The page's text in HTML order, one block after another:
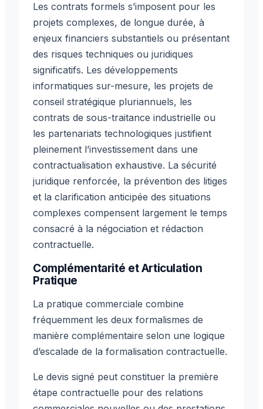
Les contrats formels s’imposent pour les
projets complexes, de longue durée, à
enjeux financiers substantiels ou présentant
des risques techniques ou juridiques
significatifs. Les développements
informatiques sur-mesure, les projets de
conseil stratégique pluriannuels, les
contrats de sous-traitance industrielle ou
les partenariats technologiques justifient
pleinement l’investissement dans une
contractualisation exhaustive. La sécurité
juridique renforcée, la prévention des litiges
et la clarification anticipée des situations
complexes compensent largement le temps
consacré à la négociation et rédaction
contractuelle.
Complémentarité et Articulation
Pratique
La pratique commerciale combine
fréquemment les deux formalismes de
manière complémentaire selon une logique
d’escalade de la formalisation contractuelle.
Le devis signé peut constituer la première
étape contractuelle pour des relations